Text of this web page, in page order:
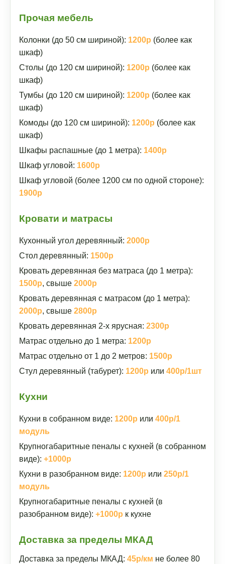
Прочая мебель
Колонки (до 50 см шириной): 1200р (более как
шкаф)
Столы (до 120 см шириной): 1200р (более как
шкаф)
Тумбы (до 120 см шириной): 1200р (более как
шкаф)
Комоды (до 120 см шириной): 1200р (более как
шкаф)
Шкафы распашные (до 1 метра): 1400р
Шкаф угловой: 1600р
Шкаф угловой (более 1200 см по одной стороне):
1900р
Кровати и матрасы
Кухонный угол деревянный: 2000р
Стол деревянный: 1500р
Кровать деревянная без матраса (до 1 метра):
1500р, свыше 2000р
Кровать деревянная с матрасом (до 1 метра):
2000р, свыше 2800р
Кровать деревянная 2-х ярусная: 2300р
Матрас отдельно до 1 метра: 1200р
Матрас отдельно от 1 до 2 метров: 1500р
Стул деревянный (табурет): 1200р или 400р/1шт
Кухни
Кухни в собранном виде: 1200р или 400р/1
модуль
Крупногабаритные пеналы с кухней (в собранном
виде): +1000р
Кухни в разобранном виде: 1200р или 250р/1
модуль
Крупногабаритные пеналы с кухней (в
разобранном виде): +1000р к кухне
Доставка за пределы МКАД
Доставка за пределы МКАД: 45р/км не более 80